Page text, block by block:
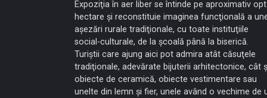
Expoziţia în aer liber se întinde pe aproximativ opt
hectare şi reconstituie imaginea funcţională a
aşezări rurale tradiţionale, cu toate instituţiile
social-culturale, de la şcoală până la biserică.
Turiştii care ajung aici pot admira atât căsuţele
tradiţionale, adevărate bijuterii arhitectonice, cât
obiecte de ceramică, obiecte vestimentare sau
unelte din lemn şi fier, unele având o vechime de